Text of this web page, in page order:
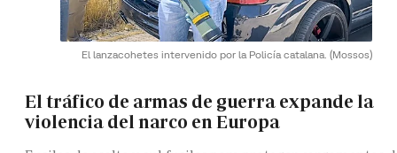
El lanzacohetes intervenido por la Policía catalana. (Mossos)
El tráfico de armas de guerra expande la
violencia del narco en Europa